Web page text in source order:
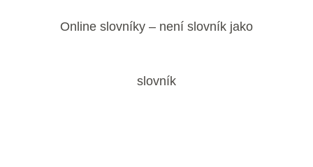
Online slovníky – není slovník jako
slovník